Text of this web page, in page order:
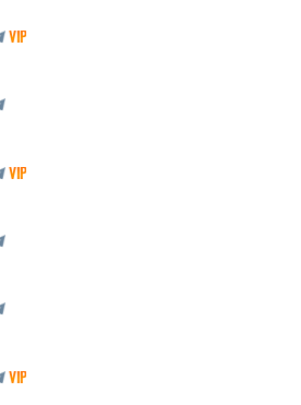
VIP
VIP
VIP